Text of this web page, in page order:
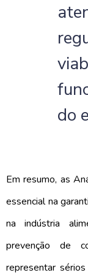
do
Em resumo, as
essencial na
na indústria
prevenção de
representar